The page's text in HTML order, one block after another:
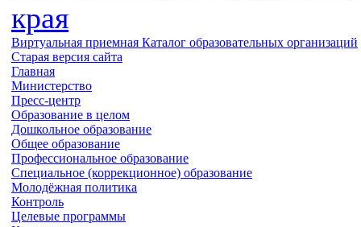
края
Виртуальная приемная Каталог образовательных организаций
Старая версия сайта
Главная
Министерство
Пресс-центр
Образование в целом
Дошкольное образование
Общее образование
Профессиональное образование
Специальное (коррекционное) образование
Молодёжная политика
Контроль
Целевые программы